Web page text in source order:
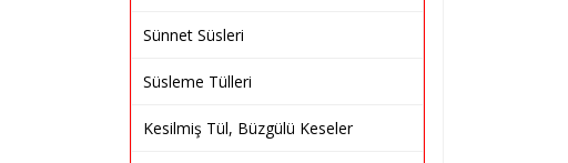
Sünnet Süsleri
Süsleme Tülleri
Kesilmiş Tül, Büzgülü Keseler